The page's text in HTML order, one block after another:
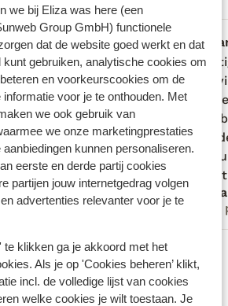
we bij Eliza was here (een
Group GmbH) functionele
dat de website goed werkt en dat
kunt gebruiken, analytische cookies om
en voorkeurscookies om de
voor je te onthouden. Met
we ook gebruik van
we onze marketingprestaties
kunnen personaliseren.
eerste en derde partij cookies
partijen jouw internetgedrag volgen
advertenties relevanter voor je te
te klikken ga je akkoord met het
Als je op 'Cookies beheren’ klikt,
incl. de volledige lijst van cookies
welke cookies je wilt toestaan. Je
met partner
6 jun. 2026
vakantie gehad, een
en van alle
netjes / schoon en
vakantie gehad, een
en van alle
netjes / schoon en
10
niet.
we
De
om
niet.
we
De
om
Jana
alle 14 ervaringen